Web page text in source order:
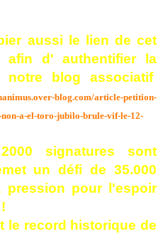
aussi le lien de cet
afin d' authentifier la
blog associatif
blog.com/article-petition-
a-el-toro-jubilo-brule-vif-le-12-
signatures sont
un défi de 35.000
pression pour l'espoir
le record historique de